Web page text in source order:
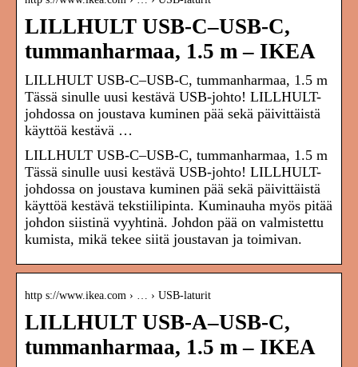
LILLHULT USB-C–USB-C,
tummanharmaa, 1.5 m – IKEA
LILLHULT USB-C–USB-C, tummanharmaa, 1.5 m
Tässä sinulle uusi kestävä USB-johto! LILLHULT-
johdossa on joustava kuminen pää sekä päivittäistä
käyttöä kestävä …
LILLHULT USB-C–USB-C, tummanharmaa, 1.5 m
Tässä sinulle uusi kestävä USB-johto! LILLHULT-
johdossa on joustava kuminen pää sekä päivittäistä
käyttöä kestävä tekstiilipinta. Kuminauha myös pitää
johdon siistinä vyyhtinä. Johdon pää on valmistettu
kumista, mikä tekee siitä joustavan ja toimivan.
http s://www.ikea.com › … › USB-laturit
LILLHULT USB-A–USB-C,
tummanharmaa, 1.5 m – IKEA